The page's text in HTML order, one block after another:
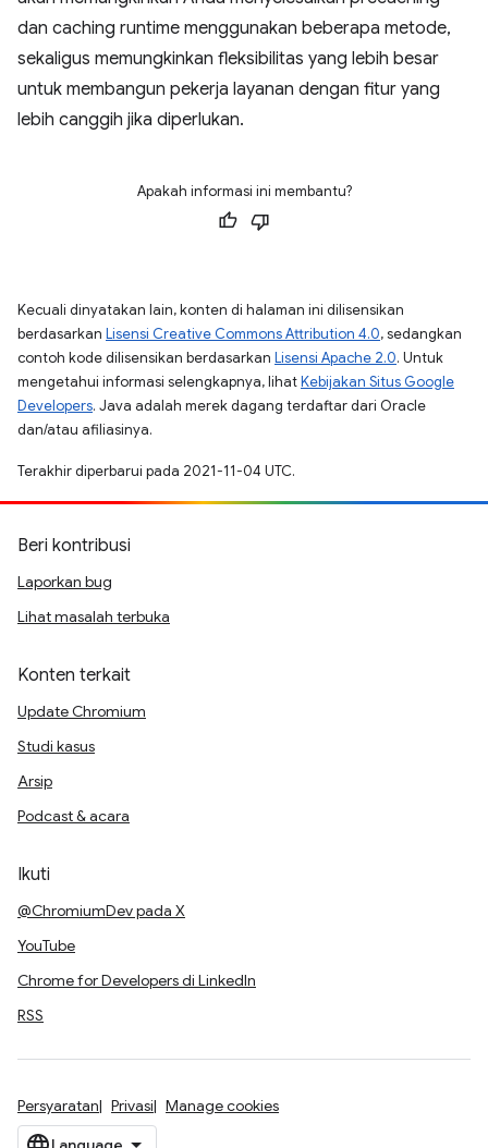
dan caching runtime menggunakan beberapa metode,
sekaligus memungkinkan fleksibilitas yang lebih besar
untuk membangun pekerja layanan dengan fitur yang
lebih canggih jika diperlukan.
Apakah informasi ini membantu?
Kecuali dinyatakan lain, konten di halaman ini dilisensikan
berdasarkan Lisensi Creative Commons Attribution 4.0, sedangkan
contoh kode dilisensikan berdasarkan Lisensi Apache 2.0. Untuk
mengetahui informasi selengkapnya, lihatKebijakan Situs Google
Developers. Java adalah merek dagang terdaftar dari Oracle
dan/atau afiliasinya.
Terakhir diperbarui pada 2021-11-04 UTC.
Beri kontribusi
Laporkan bug
Lihat masalah terbuka
Konten terkait
Update Chromium
Studi kasus
Arsip
Podcast & acara
Ikuti
@ChromiumDev pada X
YouTube
Chrome for Developers di LinkedIn
RSS
Persyaratan Privasi Manage cookies